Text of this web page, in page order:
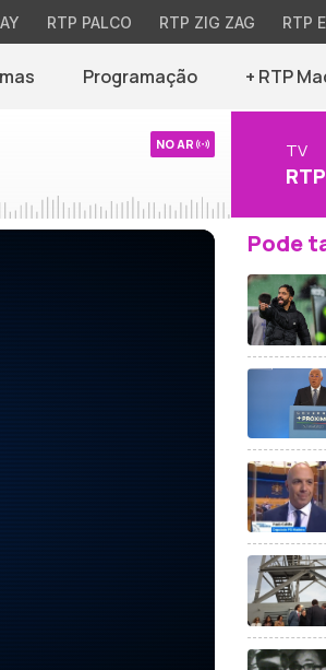
RTP PALCO RTP ZIG ZAG RTP
Programação + RTP
NO AR TV
Pode